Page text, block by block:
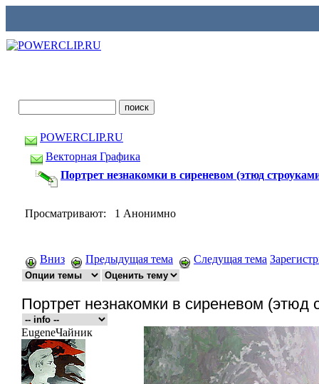
POWERCLIP.RU
Векторная Графика
Портрет незнакомки в сиреневом (этюд
Просматривают: 1 Анонимно
Вниз Предыдущая тема Следущая тема
Портрет незнакомки в сиреневом (этюд
EugeneЧайник